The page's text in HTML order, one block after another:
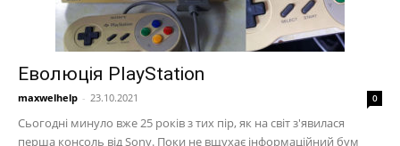
Еволюція PlayStation
maxwelhelp - 23.10.2021 0
Сьогодні минуло вже 25 років з тих пір, як на світ з'явилася
перша консоль від Sony. Поки не вщухає інформаційний бум